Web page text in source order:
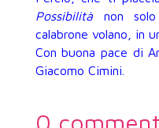
Possibilitànon solo
calabrone volano, in
Con buona pace di
Giacomo Cimini.
0